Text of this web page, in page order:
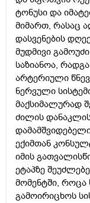
ტონუსი და
მიმართ, რასაც
დასვენების
მუდმივი
საზიანოა,
არტერიული
ნერვული
მაქსიმალურად
ძილის
ექიმთან
იმის
ეტაპზე
მომენტში, როცა
გამოირიცხოს